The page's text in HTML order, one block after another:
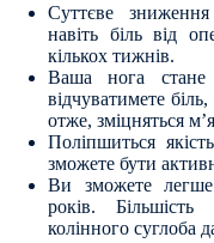
Суттєве
навіть біль від
кількох тижнів.
Ваша нога
відчуватимете
отже, зміцняться
Поліпшиться
зможете бути
Ви зможете легше
років.
колінного суглоба